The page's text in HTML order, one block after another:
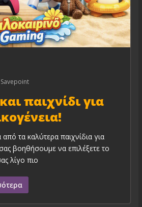
παιχνίδι για
τα καλύτερα παιχνίδια για
βοηθήσουμε να επιλέξετε το
λίγο πιο